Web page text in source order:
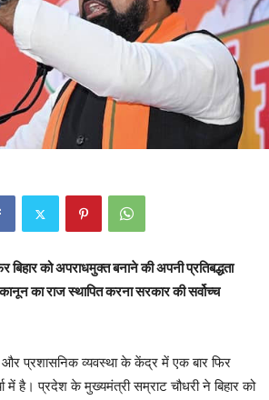
बिहार को अपराधमुक्त बनाने की अपनी प्रतिबद्धता
का राज स्थापित करना सरकार की सर्वोच्च
और प्रशासनिक व्यवस्था के केंद्र में एक बार फिर
में है। प्रदेश के मुख्यमंत्री सम्राट चौधरी ने बिहार को